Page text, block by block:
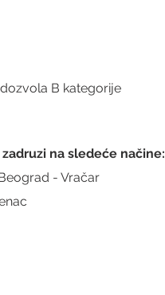
B kategorije
na sledeće načine:
- Vračar